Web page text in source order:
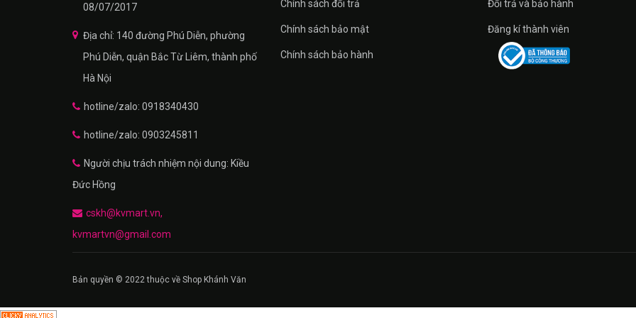
08/07/2017
Địa chỉ: 140 đường Phú Diễn, phường
Phú Diễn, quận Bắc Từ Liêm, thành phố
Hà Nội
hotline/zalo: 0918340430
hotline/zalo: 0903245811
Người chịu trách nhiệm nội dung: Kiều
Đức Hồng
cskh@kvmart.vn,
kvmartvn@gmail.com
Chính sách đổi trả
Chính sách bảo mật
Chính sách bảo hành
Đổi trả và bảo hành
Đăng kí thành viên
Bản quyền © 2022 thuộc về Shop Khánh Văn